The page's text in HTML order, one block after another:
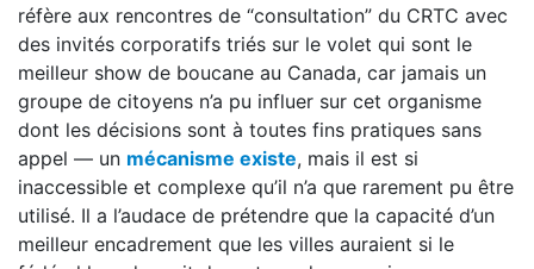
réfère aux rencontres de “consultation” du CRTC avec
des invités corporatifs triés sur le volet qui sont le
meilleur show de boucane au Canada, car jamais un
groupe de citoyens n’a pu influer sur cet organisme
dont les décisions sont à toutes fins pratiques sans
appel — un mécanisme existe, mais il est si
inaccessible et complexe qu’il n’a que rarement pu être
utilisé. Il a l’audace de prétendre que la capacité d’un
meilleur encadrement que les villes auraient si le